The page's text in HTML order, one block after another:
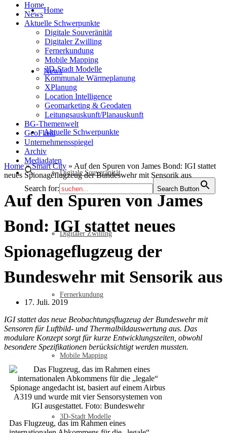
Home
News
Aktuelle Schwerpunkte
Digitale Souveränität
Digitaler Zwilling
Fernerkundung
Mobile Mapping
3D-Stadt Modelle
Home
News
Aktuelle Schwerpunkte
Digitale Souveränität
Digitaler Zwilling
Fernerkundung
Mobile Mapping
3D-Stadt Modelle
Kommunale Wärmeplanung
XPlanung
Location Intelligence
Geomarketing & Geodaten
Leitungsauskunft/Planauskunft
BG-Themenwelt
GeoFlash
Unternehmensspiegel
Archiv
Mediadaten
Search for: Search Button
Home»Smart City » Auf den Spuren von James Bond: IGI stattet
neues Spionageflugzeug der Bundeswehr mit Sensorik aus
Auf den Spuren von James
Bond: IGI stattet neues
Spionageflugzeug der
Bundeswehr mit Sensorik aus
17. Juli. 2019
IGI stattet das neue Beobachtungsflugzeug der Bundeswehr mit
Sensoren für Luftbild- und Thermalbildauswertung aus. Das
modulare Konzept sorgt für kurze Entwicklungszeiten, obwohl
besondere Spezifikationen berücksichtigt werden mussten.
Das Flugzeug, das im Rahmen eines